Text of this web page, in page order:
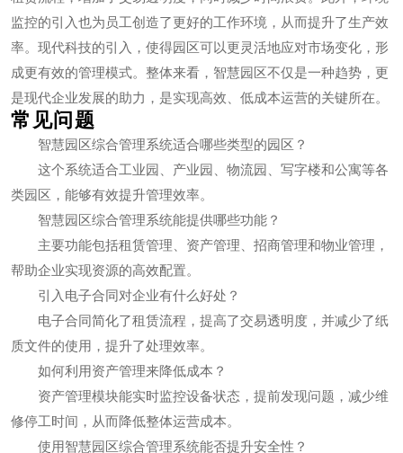
监控的引入也为员工创造了更好的工作环境，从而提升了生产效
率。现代科技的引入，使得园区可以更灵活地应对市场变化，形
成更有效的管理模式。整体来看，智慧园区不仅是一种趋势，更
是现代企业发展的助力，是实现高效、低成本运营的关键所在。
常见问题
智慧园区综合管理系统适合哪些类型的园区？
这个系统适合工业园、产业园、物流园、写字楼和公寓等各
类园区，能够有效提升管理效率。
智慧园区综合管理系统能提供哪些功能？
主要功能包括租赁管理、资产管理、招商管理和物业管理，
帮助企业实现资源的高效配置。
引入电子合同对企业有什么好处？
电子合同简化了租赁流程，提高了交易透明度，并减少了纸
质文件的使用，提升了处理效率。
如何利用资产管理来降低成本？
资产管理模块能实时监控设备状态，提前发现问题，减少维
修停工时间，从而降低整体运营成本。
使用智慧园区综合管理系统能否提升安全性？